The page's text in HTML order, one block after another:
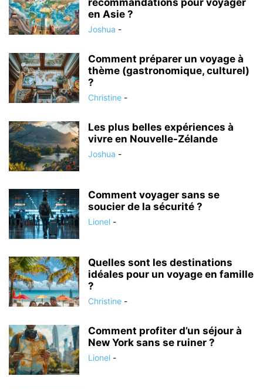
recommandations pour voyager
en Asie ?
Joshua -
Comment préparer un voyage à
thème (gastronomique, culturel)
?
Christine -
Les plus belles expériences à
vivre en Nouvelle-Zélande
Joshua -
Comment voyager sans se
soucier de la sécurité ?
Lionel -
Quelles sont les destinations
idéales pour un voyage en famille
?
Christine -
Comment profiter d’un séjour à
New York sans se ruiner ?
Lionel -